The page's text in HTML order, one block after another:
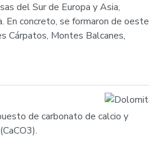
del Sur de Europa y Asia,
En concreto, se formaron de oeste
Cárpatos, Montes Balcanes,
de carbonato de calcio y